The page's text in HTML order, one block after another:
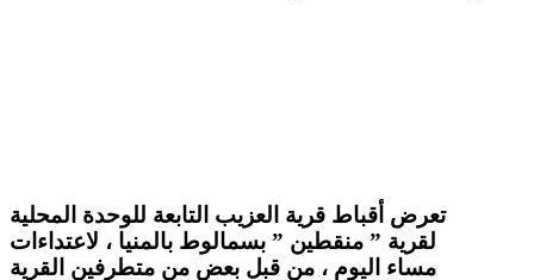
تعرض أقباط قرية العزيب التابعة للوحدة المحلية
لقرية ” منقطين ” بسمالوط بالمنيا ، لاعتداءات
مساء اليوم ، من قبل بعض من متطرفين القرية